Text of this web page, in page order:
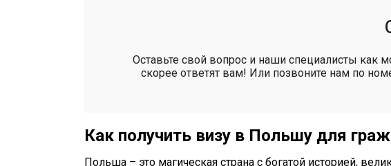
Оставьте свой вопрос и наши специалисты как
скорее ответят вам! Или позвоните нам по
Как получить визу в Польшу для
Польша – это магическая страна с богатой историей,